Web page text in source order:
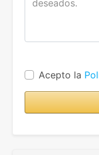
Acepto la